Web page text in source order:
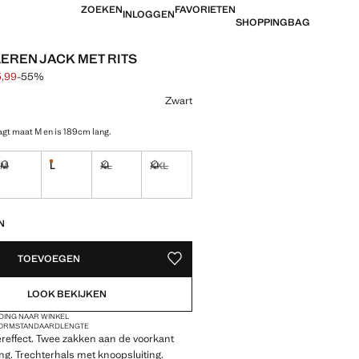
ZOEKENINLOGGENFAVORIETEN
SHOPPINGBAG
JACK MET RITS
prijs doorgehaald [€ 79,99 ]
35,99 ]
-55%
Zwart
maat M en is 189cm lang.
M L
Laatste eenheden!
XL XXL
TOEVOEGEN OPSLAAN ALS FAVORIET
LOOK BEKIJKEN
NAAR WINKEL
STANDAARDLENGTE
Twee zakken aan de voorkant
Trechterhals met knoopsluiting.